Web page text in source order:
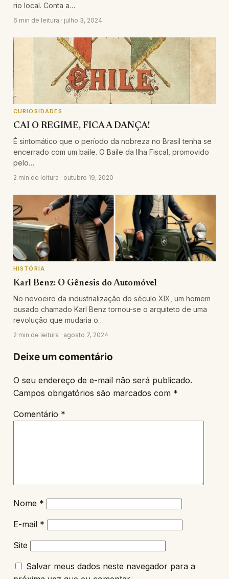
rio local. Conta a…
6 min de leitura · julho 3, 2024
CURIOSIDADES
CAI O REGIME, FICA A DANÇA!
É sintomático que o período da nobreza no Brasil tenha se
encerrado com um baile. O Baile da Ilha Fiscal, promovido
pelo…
2 min de leitura · outubro 19, 2020
HISTÓRIA
Karl Benz: O Gênesis do Automóvel
No nevoeiro da industrialização do século XIX, um homem
ousado chamado Karl Benz tornou-se o arquiteto de uma
revolução que mudaria o…
2 min de leitura · agosto 7, 2024
Deixe um comentário
O seu endereço de e-mail não será publicado.
Campos obrigatórios são marcados com *
Comentário *
Nome *
E-mail *
Site
Salvar meus dados neste navegador para a